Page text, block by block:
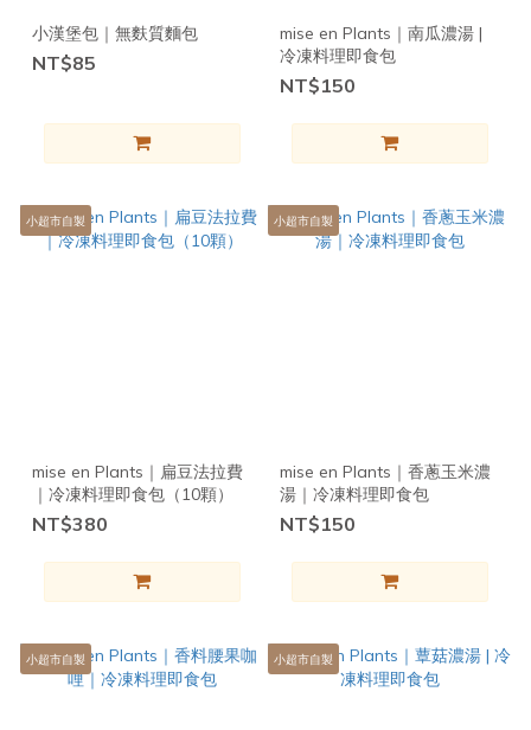
小漢堡包｜無麩質麵包
NT$85
mise en Plants｜南瓜濃湯 |
冷凍料理即食包
NT$150
小超市自製
mise en Plants｜扁豆法拉費
｜冷凍料理即食包（10顆）
NT$380
小超市自製
mise en Plants｜香蔥玉米濃
湯｜冷凍料理即食包
NT$150
小超市自製 小超市自製